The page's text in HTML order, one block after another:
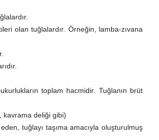
olan tuğlalardır. Örneğin, lamba-zıvana
toplam hacmidir. Tuğlanın brüt
kavrama deliği gibi)
tuğlayı taşıma amacıyla oluşturulmuş